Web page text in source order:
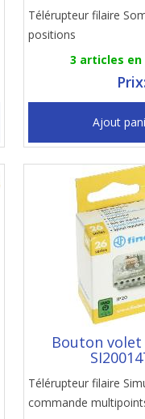
Télérupteur filaire
positions
3 articles
Ajout
Bouton
Télérupteur filaire
commande